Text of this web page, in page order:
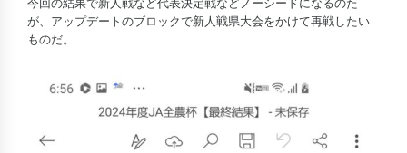
今回の結果で新人戦など代表決定戦などノーシードになるのた
が、アップデートのブロックで新人戦県大会をかけて再戦したい
ものだ。